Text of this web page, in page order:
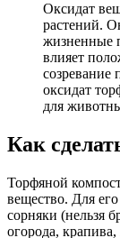
Оксидат
растений.
жизненные
влияет
созревание
оксидат
для
Как
Торфяной
вещество. Для
сорняки (нельзя
огорода,